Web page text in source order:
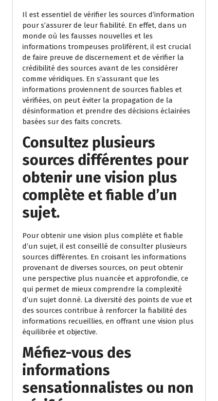
Il est essentiel de vérifier les sources d’information
pour s’assurer de leur fiabilité. En effet, dans un
monde où les fausses nouvelles et les
informations trompeuses prolifèrent, il est crucial
de faire preuve de discernement et de vérifier la
crédibilité des sources avant de les considérer
comme véridiques. En s’assurant que les
informations proviennent de sources fiables et
vérifiées, on peut éviter la propagation de la
désinformation et prendre des décisions éclairées
basées sur des faits concrets.
Consultez plusieurs
sources différentes pour
obtenir une vision plus
complète et fiable d’un
sujet.
Pour obtenir une vision plus complète et fiable
d’un sujet, il est conseillé de consulter plusieurs
sources différentes. En croisant les informations
provenant de diverses sources, on peut obtenir
une perspective plus nuancée et approfondie, ce
qui permet de mieux comprendre la complexité
d’un sujet donné. La diversité des points de vue et
des sources contribue à renforcer la fiabilité des
informations recueillies, en offrant une vision plus
équilibrée et objective.
Méfiez-vous des
informations
sensationnalistes ou non